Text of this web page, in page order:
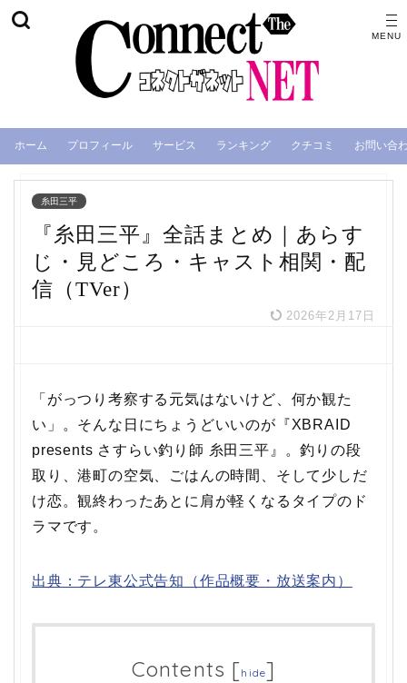
ホーム プロフィール サービス ランキング クチコミ お問い合
糸田三平
『糸田三平』全話まとめ｜あらす
じ・見どころ・キャスト相関・配
信（TVer）
2026年2月17日
「がっつり考察する元気はないけど、何か観た
い」。そんな日にちょうどいいのが『XBRAID
presents さすらい釣り師 糸田三平』。釣りの段
取り、港町の空気、ごはんの時間、そして少しだ
け恋。観終わったあとに肩が軽くなるタイプのド
ラマです。
出典：テレ東公式告知（作品概要・放送案内）
Contents [hide]